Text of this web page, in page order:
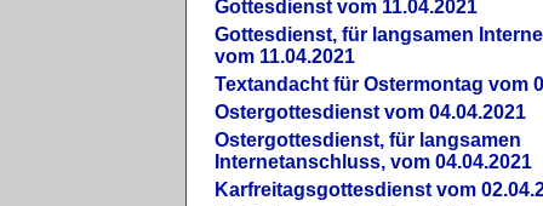
Gottesdienst vom 11.04.2021
Gottesdienst, für langsamen
vom 11.04.2021
Textandacht für Ostermontag vom
Ostergottesdienst vom 04.04.2021
Ostergottesdienst, für langsamen
Internetanschluss, vom 04.04.2021
Karfreitagsgottesdienst vom